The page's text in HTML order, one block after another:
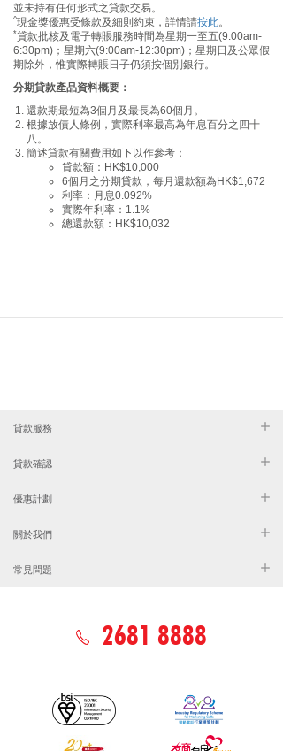
並未持有任何形式之貸款交易。
^現金獎優惠受條款及細則約束，詳情請按此。
*貸款批核及電子轉賬服務時間為星期一至五(9:00am-
6:30pm)；星期六(9:00am-12:30pm)；星期日及公眾假
期除外，惟實際轉賬日子仍須按個別銀行。
分期貸款產品資料概要：
還款期最短為3個月及最長為60個月。
根據放債人條例，實際利率最高為年息百分之四十
八。
簡述貸款有關費用如下以作參考：
貸款額：HK$10,000
6個月之分期貸款，每月還款額為HK$1,672
利率：月息0.092%
實際年利率：1.1%
總還款額：HK$10,032
貸款服務
貸款確認
優惠計劃
關於我們
常見問題
2681 8888